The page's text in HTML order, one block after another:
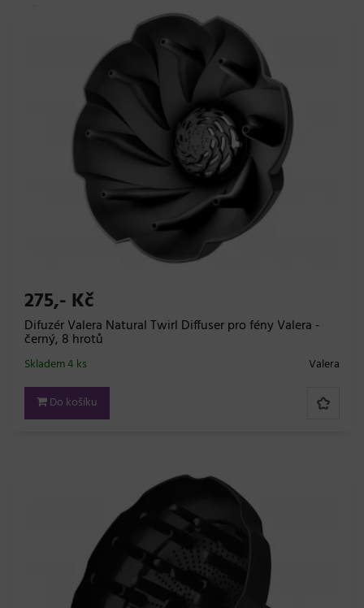
275,- Kč
Difuzér Valera Natural Twirl Diffuser pro fény Valera -
černý, 8 hrotů
Valera
Skladem 4 ks
Do košíku